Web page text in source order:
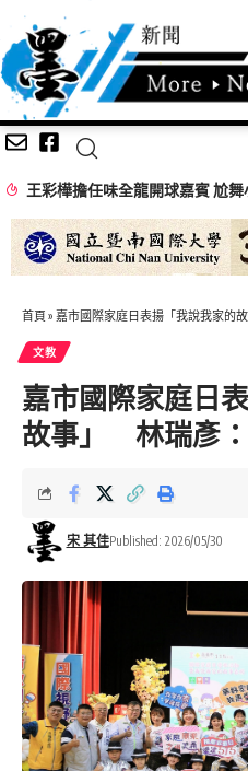
首頁 » 嘉市國際家庭日表揚「我說我家的
文教
嘉市國際家庭日
故事」 林瑞彥
宋 其佳Published: 2026/05/30